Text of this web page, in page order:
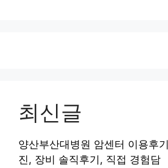
최신글
양산부산대병원 암센터 이용후
진, 장비 솔직후기, 직접 경험담